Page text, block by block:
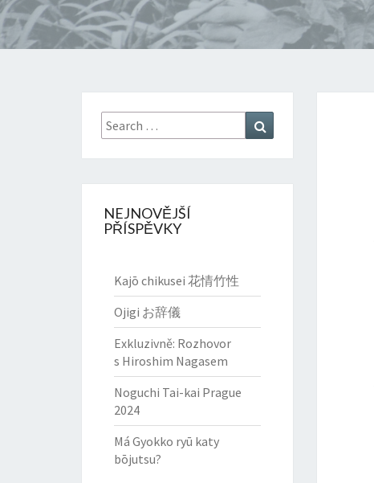
Search
for:
NEJNOVĚJŠÍ
PŘÍSPĚVKY
Kajō chikusei 花情竹性
Ojigi お辞儀
Exkluzivně: Rozhovor
s Hiroshim Nagasem
Noguchi Tai-kai Prague
2024
Má Gyokko ryū katy
bōjutsu?